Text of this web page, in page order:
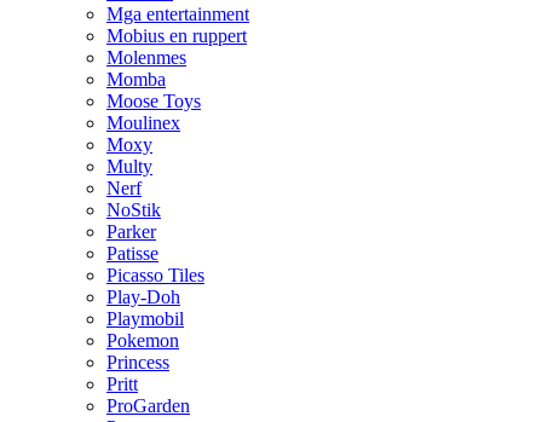
Mga entertainment
Mobius en ruppert
Molenmes
Momba
Moose Toys
Moulinex
Moxy
Multy
Nerf
NoStik
Parker
Patisse
Picasso Tiles
Play-Doh
Playmobil
Pokemon
Princess
Pritt
ProGarden